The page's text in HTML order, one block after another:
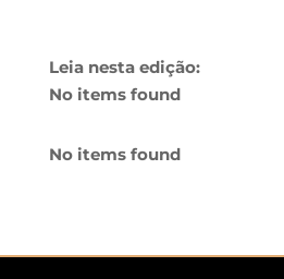
Leia nesta edição:
No items found
No items found